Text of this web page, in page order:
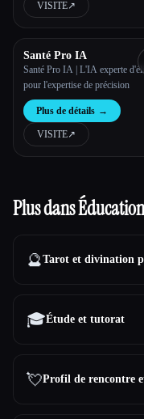
VISITE↗︎
Santé Pro IA
Santé Pro IA | L'IA experte
pour l'expertise de précision
Plus de détails →
VISITE↗︎
Plus dans
🔮Tarot et divination
🎓Étude et tutorat
💘Profil de rencontre